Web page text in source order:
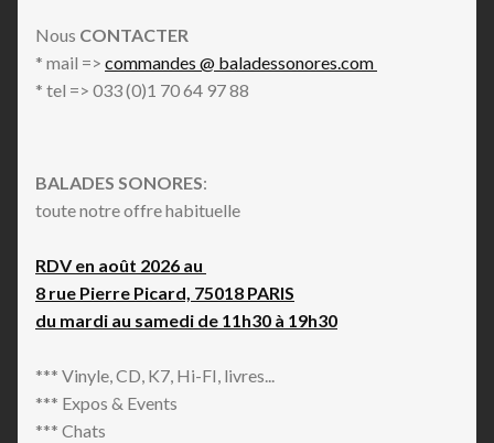
Nous CONTACTER
* mail => commandes @ baladessonores.com
* tel => 033 (0)1 70 64 97 88
BALADES SONORES:
toute notre offre habituelle
RDV en août 2026 au
8 rue Pierre Picard, 75018 PARIS
du mardi au samedi de 11h30 à 19h30
*** Vinyle, CD, K7, Hi-FI, livres...
*** Expos & Events
*** Chats